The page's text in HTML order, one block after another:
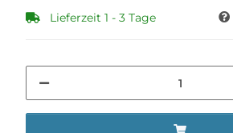
Lieferzeit 1 - 3 Tage